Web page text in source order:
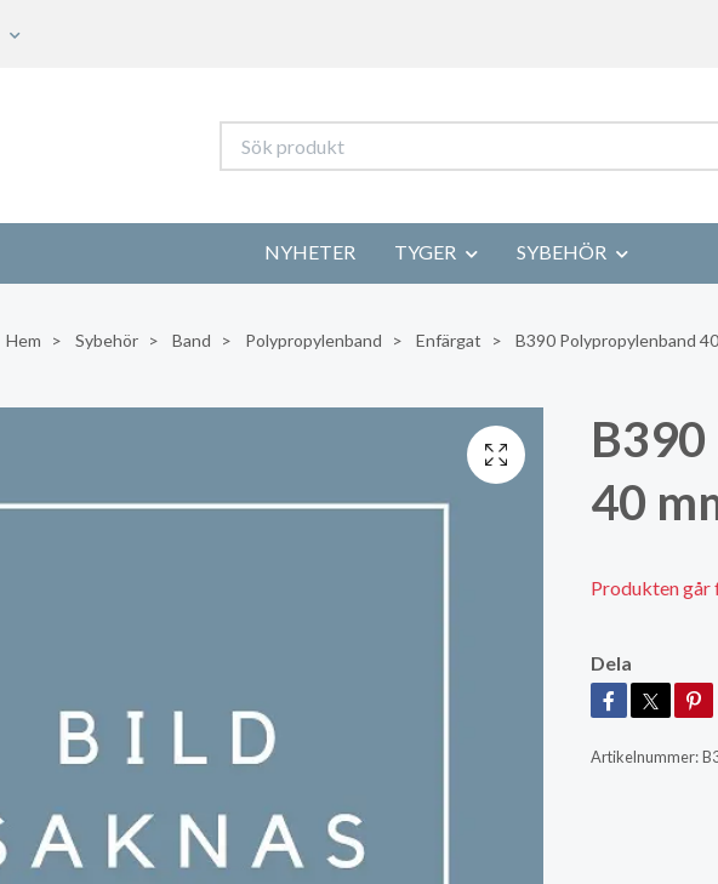
NYHETER TYGER SYBEHÖR
Hem Sybehör Band Polypropylenband Enfärgat B390 Polypropylenband
40
Produkten
Dela
Artikelnummer: